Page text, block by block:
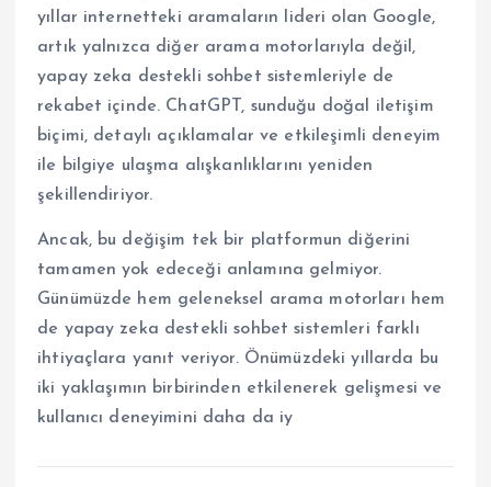
yıllar internetteki aramaların lideri olan Google,
artık yalnızca diğer arama motorlarıyla değil,
yapay zeka destekli sohbet sistemleriyle de
rekabet içinde. ChatGPT, sunduğu doğal iletişim
biçimi, detaylı açıklamalar ve etkileşimli deneyim
ile bilgiye ulaşma alışkanlıklarını yeniden
şekillendiriyor.
Ancak, bu değişim tek bir platformun diğerini
tamamen yok edeceği anlamına gelmiyor.
Günümüzde hem geleneksel arama motorları hem
de yapay zeka destekli sohbet sistemleri farklı
ihtiyaçlara yanıt veriyor. Önümüzdeki yıllarda bu
iki yaklaşımın birbirinden etkilenerek gelişmesi ve
kullanıcı deneyimini daha da iy